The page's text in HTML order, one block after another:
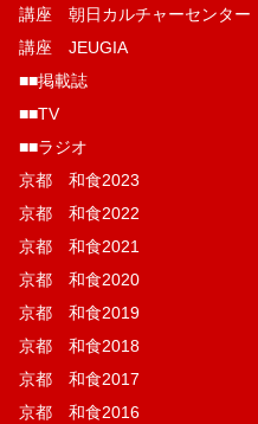
講座 朝日カルチャーセンター
講座 JEUGIA
■■掲載誌
■■TV
■■ラジオ
京都 和食2023
京都 和食2022
京都 和食2021
京都 和食2020
京都 和食2019
京都 和食2018
京都 和食2017
京都 和食2016